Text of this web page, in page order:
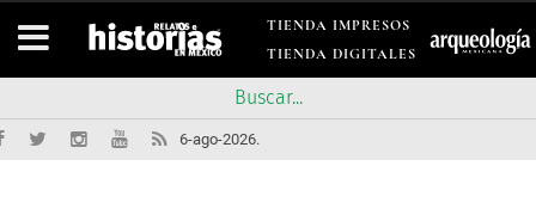
TIENDA IMPRESOS
TIENDA DIGITALES
6-ago-2026.